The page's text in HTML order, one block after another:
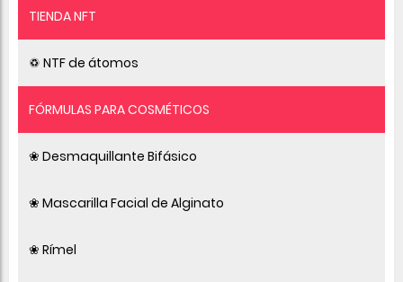
TIENDA NFT
♽ NTF de átomos
FÓRMULAS PARA COSMÉTICOS
❀ Desmaquillante Bifásico
❀ Mascarilla Facial de Alginato
❀ Rímel